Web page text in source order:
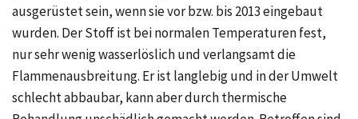
ausgerüstet sein, wenn sie vor bzw. bis 2013 eingebaut
wurden. Der Stoff ist bei normalen Temperaturen fest,
nur sehr wenig wasserlöslich und verlangsamt die
Flammenausbreitung. Er ist langlebig und in der Umwelt
schlecht abbaubar, kann aber durch thermische